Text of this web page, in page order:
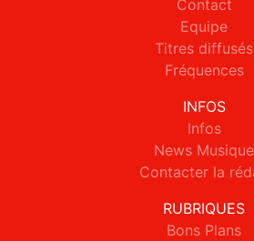
Contact
Equipe
Titres diffusés
Fréquences
INFOS
Infos
News Musique
Contacter la
RUBRIQUES
Bons Plans